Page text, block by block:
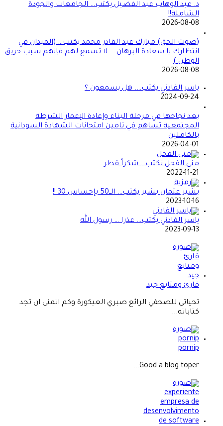
د. عبد الوهاب عبد الفضيل يكتب… الجامعات والجودة
الشاملة!!
2026-08-08
(صوت الحق) مبارك عبد القادر محمد يكتب… (الميدان في
انتظارك يا سعادة البرهان…. لا تسمع لهم فإنهم سبب حريق
الوطن )
2026-08-08
ياسر الفادني يكتب…. هل يسمعون ؟
2024-09-24
بعد نجاحها في مرحلة البناء وإعادة الإعمار الشرطة
المجتمعية تساهم في تامين امتحانات الشهادة السودانية
بالكاملين
2026-04-01
منى الفحل تكتب… شكراً قطر
2022-11-21
بشير عثمان بشير يكتب… الــ50 بإحساس 30 !!
2023-10-16
ياسر الفادني يكتب… عذرا … رسول الله
2023-09-13
قارئ ومتابع جيد
تحياتي للصحفي الرائع صبري العيكورة وكم اتمنى ان تجد
كتاباته...
pornip
Good a blog toper...